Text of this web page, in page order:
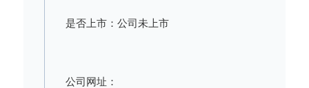
是否上市：公司未上市
公司网址：